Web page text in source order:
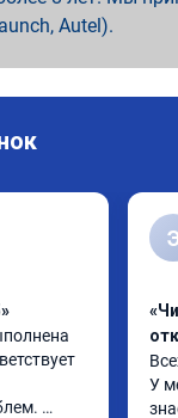
Autel).
У